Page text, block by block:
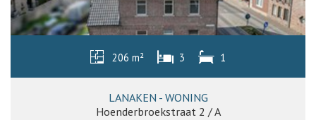
206 m² 3 1
LANAKEN - WONING
Hoenderbroekstraat 2 / A